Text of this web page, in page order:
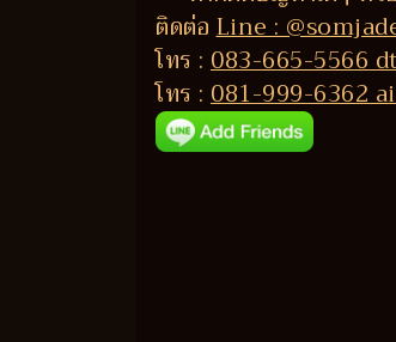
ติดต่อLine :
โทร : 083-665-5566
โทร : 081-999-6362